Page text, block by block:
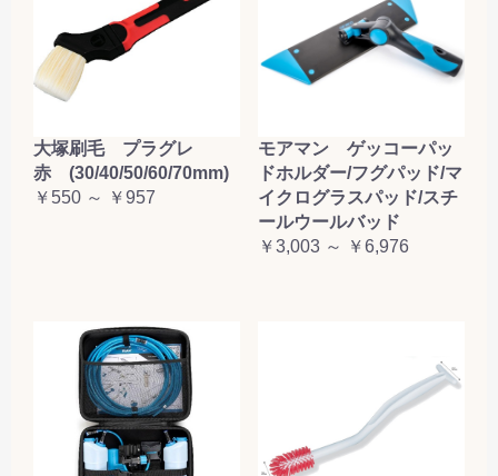
大塚刷毛 プラグレ
赤 (30/40/50/60/70mm)
￥550 ～ ￥957
モアマン ゲッコーパッ
ドホルダー/フグパッド/マ
イクログラスパッド/スチ
ールウールバッド
￥3,003 ～ ￥6,976